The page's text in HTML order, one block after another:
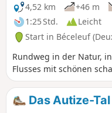
4,52 km
+46 m
1:25 Std.
Leicht
Start in Béceleuf
Rundweg in der Natur,
Flusses mit schönen
Das Autize-